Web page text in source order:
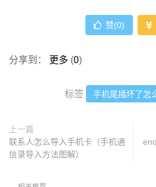
赞(0)
分享到： 更多 (0)
标签 手机尾插坏了怎
上一篇
联系人怎么导入手机卡（手机通
信录导入方法图解）